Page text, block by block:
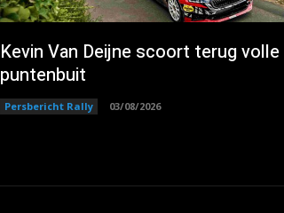
Kevin Van Deijne scoort terug volle
puntenbuit
Persbericht Rally 03/08/2026